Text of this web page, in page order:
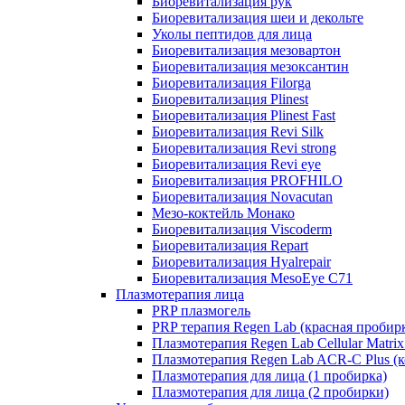
Биоревитализация шеи и декольте
Уколы пептидов для лица
Биоревитализация мезовартон
Биоревитализация мезоксантин
Биоревитализация Filorga
Биоревитализация Plinest
Биоревитализация Plinest Fast
Биоревитализация Revi Silk
Биоревитализация Revi strong
Биоревитализация Revi eye
Биоревитализация PROFHILO
Биоревитализация Novacutan
Мезо-коктейль Монако
Биоревитализация Viscoderm
Биоревитализация Repart
Биоревитализация Hyalrepair
Биоревитализация MesoEye C71
Плазмотерапия лица
PRP плазмогель
PRP терапия Regen Lab (красная
Плазмотерапия Regen Lab Cellular
Плазмотерапия Regen Lab ACR-C Plus
Плазмотерапия для лица (1 пробирка)
Плазмотерапия для лица (2 пробирки)